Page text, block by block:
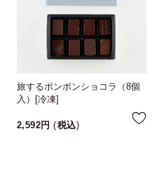
旅するボンボンショコラ（8個
入）[冷凍]
2,592 税込